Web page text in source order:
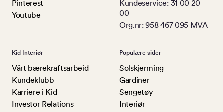
Pinterest
Youtube
Kundeservice: 31 00 20
00
Org.nr: 958 467 095 MVA
Kid Interiør
Vårt bærekraftsarbeid
Kundeklubb
Karriere i Kid
Investor Relations
Populære sider
Solskjerming
Gardiner
Sengetøy
Interiør